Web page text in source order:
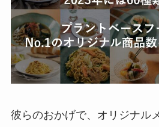
彼らのおかげで、オリジナル